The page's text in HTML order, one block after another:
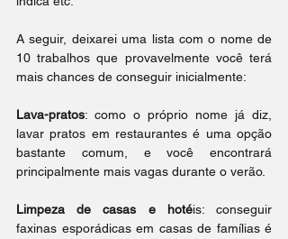
A seguir, deixarei uma lista com o nome de
10 trabalhos que provavelmente você terá
mais chances de conseguir inicialmente:
Lava-pratos: como o próprio nome já diz,
lavar pratos em restaurantes é uma opção
bastante comum, e você encontrará
principalmente mais vagas durante o verão.
Limpeza de casas e hotéis: conseguir
faxinas esporádicas em casas de famílias é